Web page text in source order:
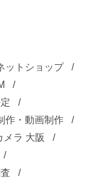
ゴ大
玉となる
ーチケ
。 その他
マスとい
感じられ
ことで、
しなが
しあえ
です！ ２
大会！外
景品勢ぞ
ットショップ
作・動画制作
メラ 大阪